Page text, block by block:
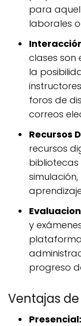
para
laborales
clases son
la
foros de
correos
Recursos
recursos
bibliotecas
y
progreso
Ventajas
Presencial: